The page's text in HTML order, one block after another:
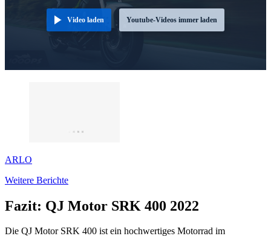
Video laden Youtube-Videos immer laden
ARLO
Weitere Berichte
Fazit: QJ Motor SRK 400 2022
Die QJ Motor SRK 400 ist ein hochwertiges Motorrad im